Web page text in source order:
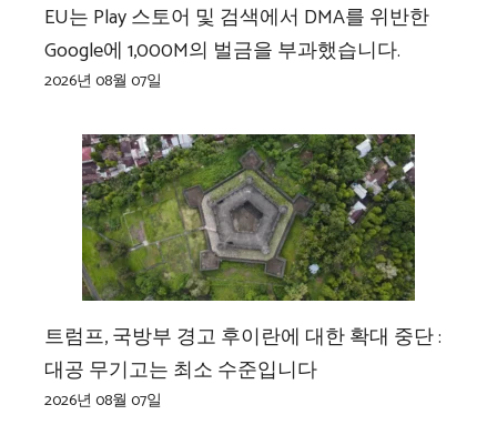
EU는 Play 스토어 및 검색에서 DMA를 위반한
Google에 1,000M의 벌금을 부과했습니다.
2026년 08월 07일
트럼프, 국방부 경고 후이란에 대한 확대 중단 :
대공 무기고는 최소 수준입니다
2026년 08월 07일